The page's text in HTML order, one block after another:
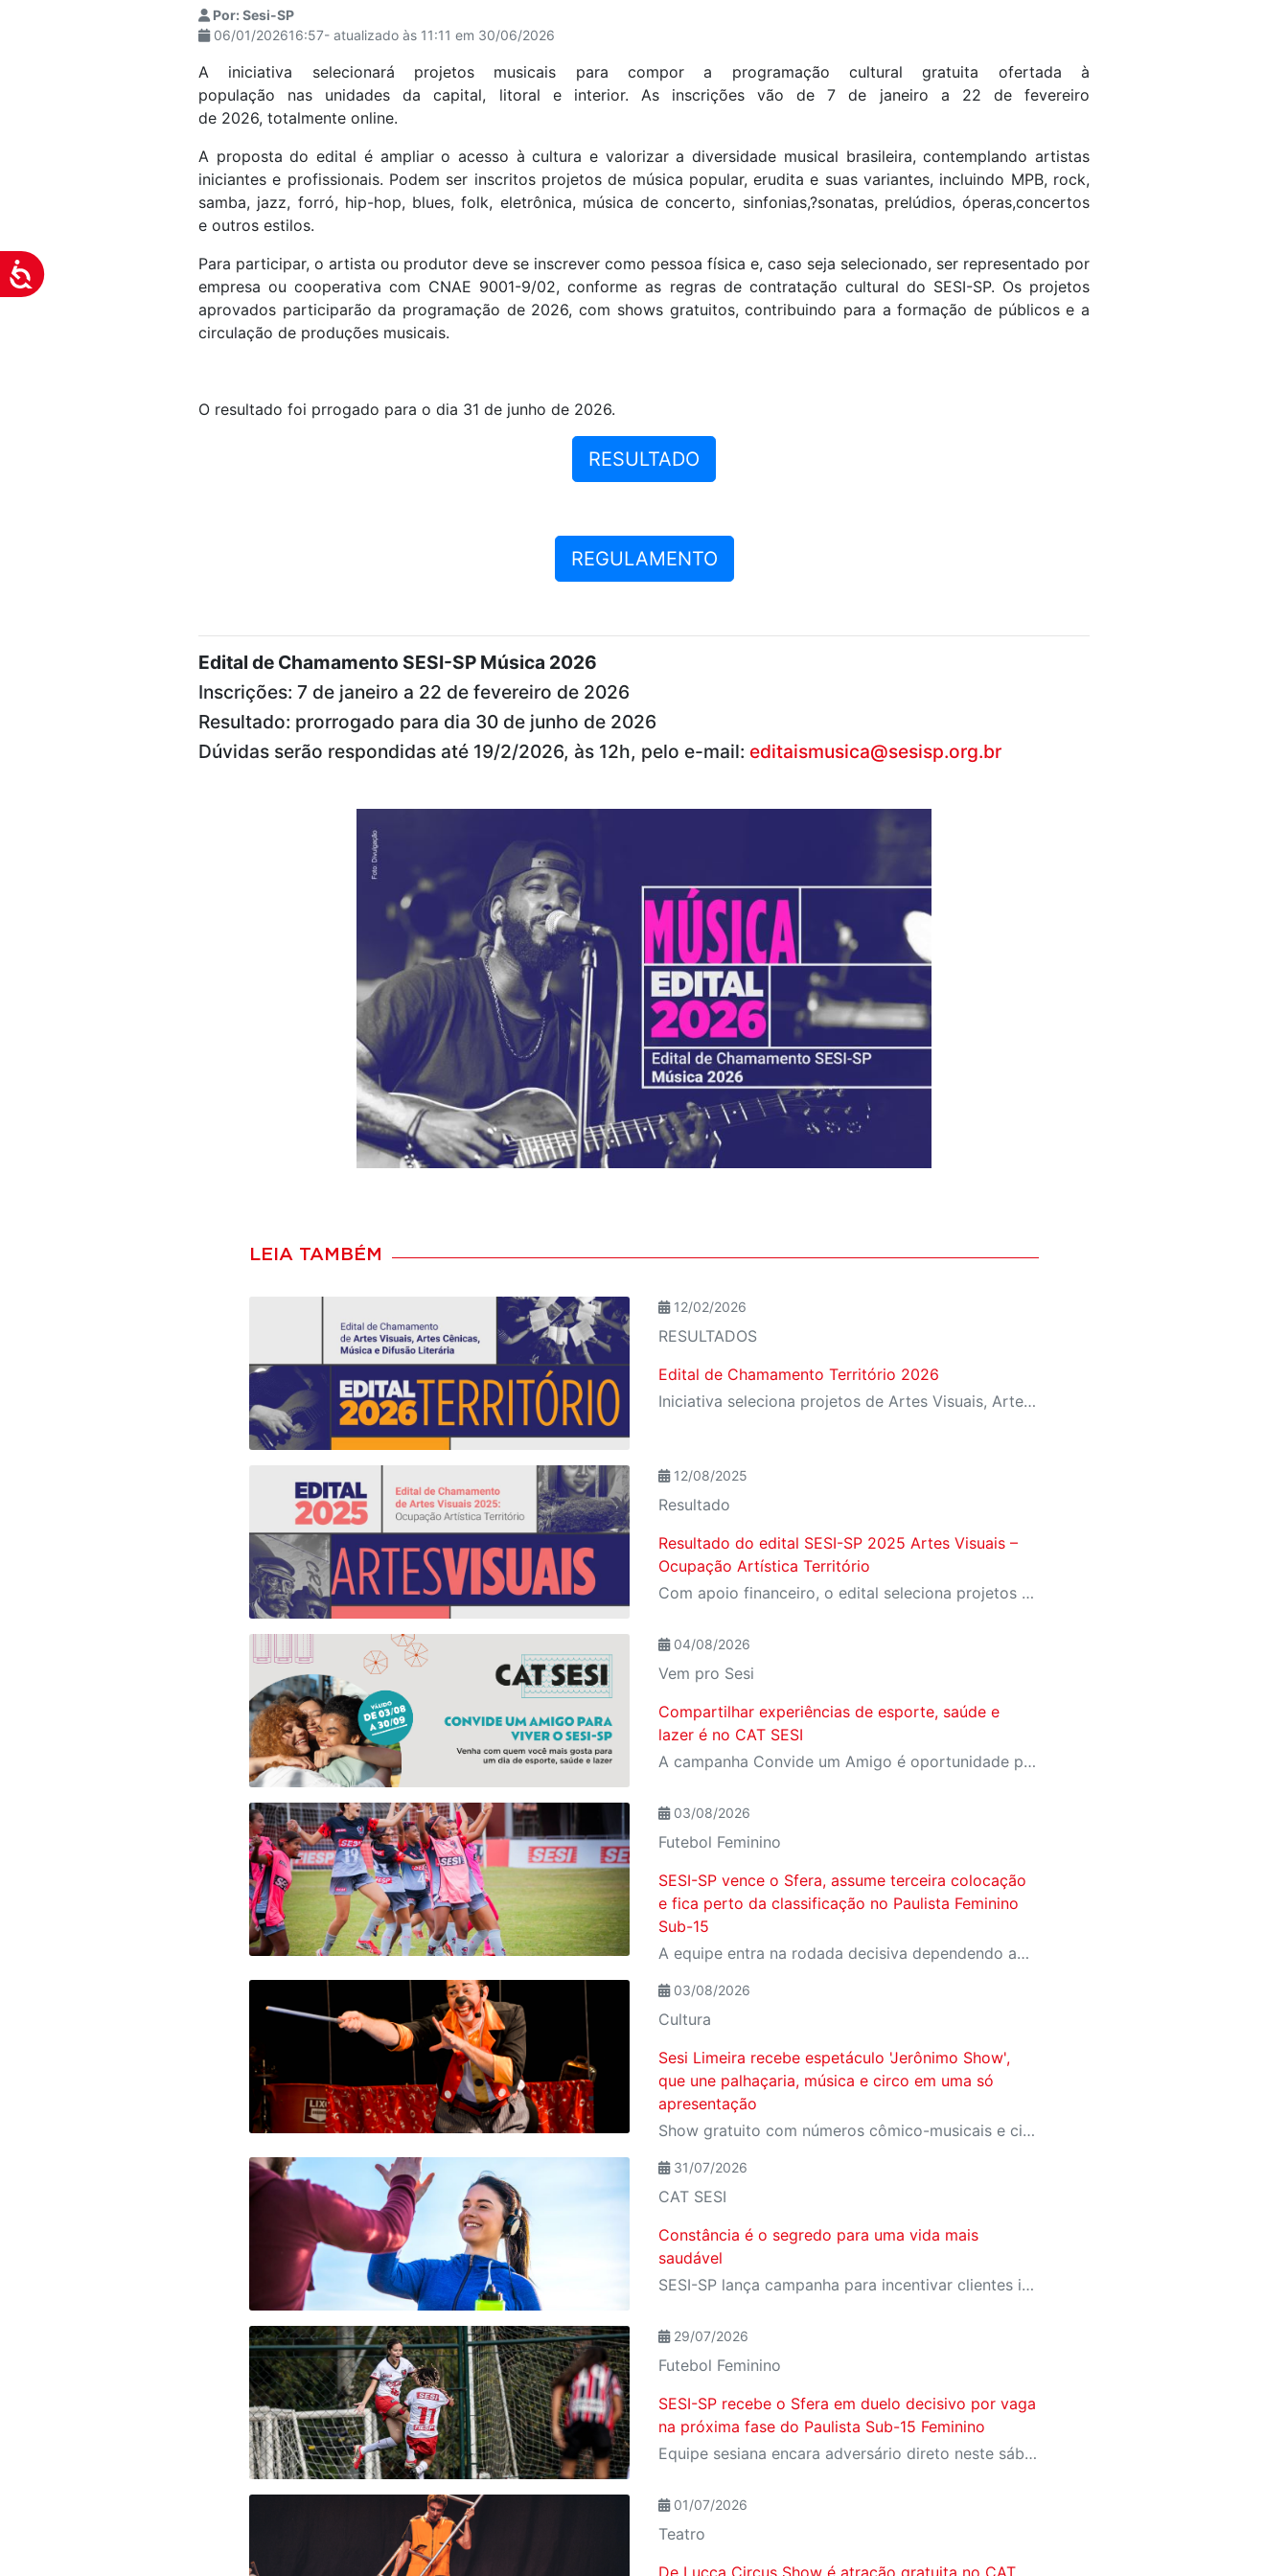
para
abrir
um
Acessibilidade
Por: Sesi-SP
06/01/202616:57- atualizado às 11:11 em 30/06/2026
A iniciativa selecionará projetos musicais para compor a programação cultural gratuita ofertada à
população nas unidades da capital, litoral e interior. As inscrições vão de 7 de janeiro a 22 de fevereiro
de 2026, totalmente online.
A proposta do edital é ampliar o acesso à cultura e valorizar a diversidade musical brasileira, contemplando artistas
iniciantes e profissionais. Podem ser inscritos projetos de música popular, erudita e suas variantes, incluindo MPB, rock,
samba, jazz, forró, hip-hop, blues, folk, eletrônica, música de concerto, sinfonias,?sonatas, prelúdios, óperas,concertos
e outros estilos.
Para participar, o artista ou produtor deve se inscrever como pessoa física e, caso seja selecionado, ser representado por
empresa ou cooperativa com CNAE 9001-9/02, conforme as regras de contratação cultural do SESI-SP. Os projetos
aprovados participarão da programação de 2026, com shows gratuitos, contribuindo para a formação de públicos e a
circulação de produções musicais.
O resultado foi prrogado para o dia 31 de junho de 2026.
RESULTADO
REGULAMENTO
Edital de Chamamento SESI-SP Música 2026
Inscrições: 7 de janeiro a 22 de fevereiro de 2026
Resultado: prorrogado para dia 30 de junho de 2026
Dúvidas serão respondidas até 19/2/2026, às 12h, pelo e-mail: editaismusica@sesisp.org.br
LEIA TAMBÉM
12/02/2026
RESULTADOS
Edital de Chamamento Território 2026
Iniciativa seleciona projetos de Artes Visuais, Artes Cênicas, Música e Difusão Literária para ocupação dos espaços culturais da instituição em diferentes regiões de São Paulo
12/08/2025
Resultado
Resultado do edital SESI-SP 2025 Artes Visuais –
Ocupação Artística Território
Com apoio financeiro, o edital seleciona projetos de ocupações artísticas para espaços de diversas unidades do SESI-SP
04/08/2026
Vem pro Sesi
Compartilhar experiências de esporte, saúde e
lazer é no CAT SESI
A campanha Convide um Amigo é oportunidade para reunir amigos para aproveitar juntos toda estrutura da unidade SESI-SP mais próxima. Os benefícios para clientes e convidados estão no regulamento
03/08/2026
Futebol Feminino
SESI-SP vence o Sfera, assume terceira colocação
e fica perto da classificação no Paulista Feminino
Sub-15
A equipe entra na rodada decisiva dependendo apenas de seus próprios resultados para avançar ao mata-mata
03/08/2026
Cultura
Sesi Limeira recebe espetáculo 'Jerônimo Show',
que une palhaçaria, música e circo em uma só
apresentação
Show gratuito com números cômico-musicais e circenses acontece no dia 15/08, sábado, às 16h, no CAT Sesi Limeira
31/07/2026
CAT SESI
Constância é o segredo para uma vida mais
saudável
SESI-SP lança campanha para incentivar clientes inativos a retomarem a prática de atividades físicas, esporte e lazer com benefícios exclusivos
29/07/2026
Futebol Feminino
SESI-SP recebe o Sfera em duelo decisivo por vaga
na próxima fase do Paulista Sub-15 Feminino
Equipe sesiana encara adversário direto neste sábado (1º), em Rio Claro, pela penúltima rodada da fase de grupos
01/07/2026
Teatro
De Lucca Circus Show é atração gratuita no CAT